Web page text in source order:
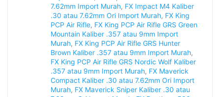
7.62mm Import Murah, FX Impact M4 Kaliber
.30 atau 7.62mm Ori Import Murah, FX King
PCP Air Rifle, FX King PCP Air Rifle GRS Green
Mountain Kaliber .357 atau 9mm Import
Murah, FX King PCP Air Rifle GRS Hunter
Brown Kaliber .357 atau 9mm Import Murah,
FX King PCP Air Rifle GRS Nordic Wolf Kaliber
.357 atau 9mm Import Murah, FX Maverick
Compact Kaliber .30 atau 7.62mm Ori Import
Murah, FX Maverick Sniper Kaliber .30 atau